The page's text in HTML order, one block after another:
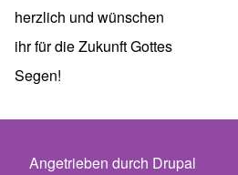
herzlich und wünschen
ihr für die Zukunft Gottes
Segen!
Angetrieben durch Drupal